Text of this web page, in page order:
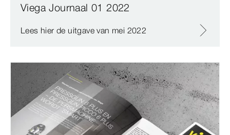
Viega Journaal 01 2022
Lees hier de uitgave van mei 2022